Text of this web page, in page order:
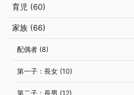
育児 (60)
家族 (66)
配偶者 (8)
第一子：長女 (10)
第二子：長男 (12)